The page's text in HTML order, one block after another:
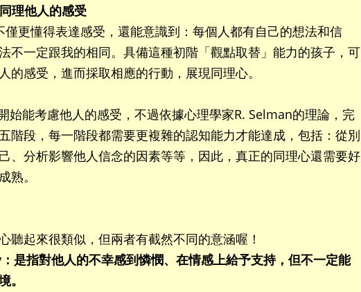
理他人的感受
僅更懂得表達感受，還能意識到：每個人都有自己的想法和信
不一定跟我的相同。具備這種初階「觀點取替」能力的孩子，可
的感受，進而採取相應的行動，展現同理心。
始能考慮他人的感受，不過依據心理學家R. Selman的理論，完
階段，每一階段都需要更複雜的認知能力才能達成，包括：從別
、分析影響他人信念的因素等等，因此，真正的同理心還需要好
熟。
聽起來很類似，但兩者有截然不同的意涵喔！
是指對他人的不幸感到憐憫、在情感上給予支持，但不一定能
。